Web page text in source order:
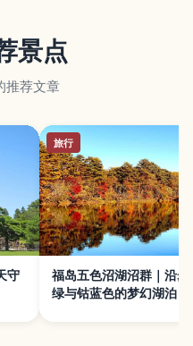
景点
推荐文章
守
旅行
福岛五色沼湖沼群｜沿步
绿与钴蓝色的梦幻湖泊